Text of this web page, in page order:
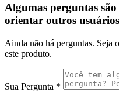
Algumas perguntas
orientar outros
Ainda não há perguntas. Seja
este produto.
Sua Pergunta *